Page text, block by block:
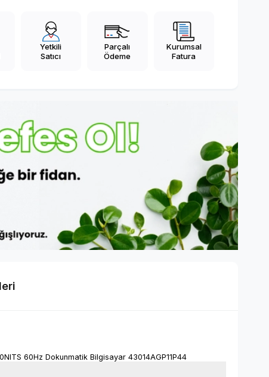
Yetkili
Satıcı
Parçalı
Ödeme
Kurumsal
Fatura
60Hz Dokunmatik Bilgisayar 43014AGP11P44